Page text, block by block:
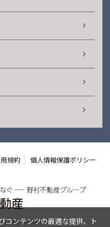
規約 個人情報保護ポリシー
Development Co., Ltd.
コンテンツの最適な提供、ト